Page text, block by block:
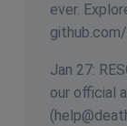
ever.
Jan 27:
our official
(